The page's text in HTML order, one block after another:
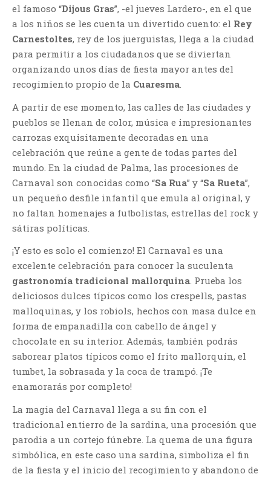
el famoso “Dijous Gras”, -el jueves Lardero-, en el que
a los niños se les cuenta un divertido cuento: el Rey
Carnestoltes, rey de los juerguistas, llega a la ciudad
para permitir a los ciudadanos que se diviertan
organizando unos días de fiesta mayor antes del
recogimiento propio de la Cuaresma.
A partir de ese momento, las calles de las ciudades y
pueblos se llenan de color, música e impresionantes
carrozas exquisitamente decoradas en una
celebración que reúne a gente de todas partes del
mundo. En la ciudad de Palma, las procesiones de
Carnaval son conocidas como “Sa Rua” y “Sa Rueta”,
un pequeño desfile infantil que emula al original, y
no faltan homenajes a futbolistas, estrellas del rock y
sátiras políticas.
¡Y esto es solo el comienzo! El Carnaval es una
excelente celebración para conocer la suculenta
gastronomía tradicional mallorquina. Prueba los
deliciosos dulces típicos como los crespells, pastas
malloquinas, y los robiols, hechos con masa dulce en
forma de empanadilla con cabello de ángel y
chocolate en su interior. Además, también podrás
saborear platos típicos como el frito mallorquín, el
tumbet, la sobrasada y la coca de trampó. ¡Te
enamorarás por completo!
La magia del Carnaval llega a su fin con el
tradicional entierro de la sardina, una procesión que
parodia a un cortejo fúnebre. La quema de una figura
simbólica, en este caso una sardina, simboliza el fin
de la fiesta y el inicio del recogimiento y abandono de